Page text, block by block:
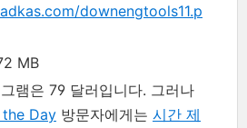
downengtools11.p
MB
램은 79 달러입니다. 그러나
Day 방문자에게는 시간 제